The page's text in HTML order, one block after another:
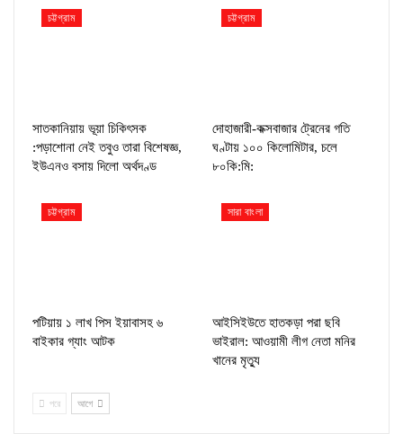
চট্টগ্রাম
সাতকানিয়ায় ভূয়া চিকিৎসক
:পড়াশোনা নেই তবুও তারা বিশেষজ্ঞ,
ইউএনও বসায় দিলো অর্থদণ্ড
চট্টগ্রাম
দোহাজারী-কক্সবাজার ট্রেনের গতি
ঘণ্টায় ১০০ কিলোমিটার, চলে
৮০কি:মি:
চট্টগ্রাম
পটিয়ায় ১ লাখ পিস ইয়াবাসহ ৬
বাইকার গ্যাং আটক
সারা বাংলা
আইসিইউতে হাতকড়া পরা ছবি
ভাইরাল: আওয়ামী লীগ নেতা মনির
খানের মৃত্যু
পরে আগে